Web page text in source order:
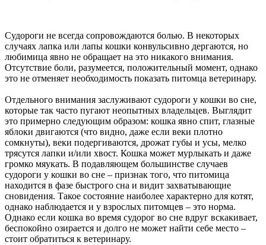
Судороги не всегда сопровождаются болью. В некоторых
случаях лапка или лапы кошки конвульсивно дергаются, но
любимица явно не обращает на это никакого внимания.
Отсутствие боли, разумеется, положительный момент, однако
это не отменяет необходимость показать питомца ветеринару.
Отдельного внимания заслуживают судороги у кошки во сне,
которые так часто пугают неопытных владельцев. Выглядит
это примерно следующим образом: кошка явно спит, глазные
яблоки двигаются (что видно, даже если веки плотно
сомкнуты), веки подергиваются, дрожат губы и усы, мелко
трясутся лапки и/или хвост. Кошка может мурлыкать и даже
громко мяукать. В подавляющем большинстве случаев
судороги у кошки во сне – признак того, что питомица
находится в фазе быстрого сна и видит захватывающие
сновидения. Такое состояние наиболее характерно для котят,
однако наблюдается и у взрослых питомцев – это норма.
Однако если кошка во время судорог во сне вдруг вскакивает,
беспокойно озирается и долго не может найти себе место –
стоит обратиться к ветеринару.